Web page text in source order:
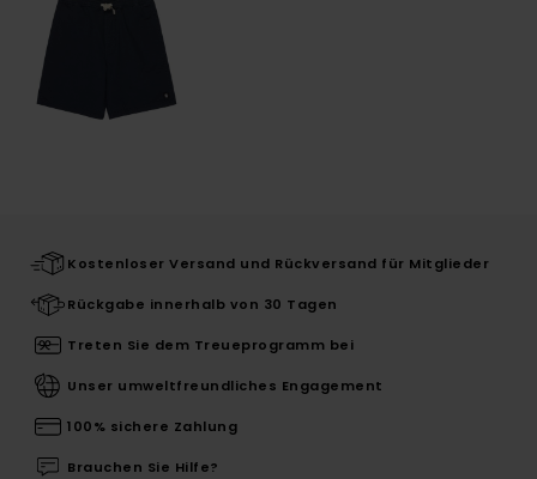
Kostenloser Versand und Rückversand für Mitglieder
Rückgabe innerhalb von 30 Tagen
Treten Sie dem Treueprogramm bei
Unser umweltfreundliches Engagement
100% sichere Zahlung
Brauchen Sie Hilfe?